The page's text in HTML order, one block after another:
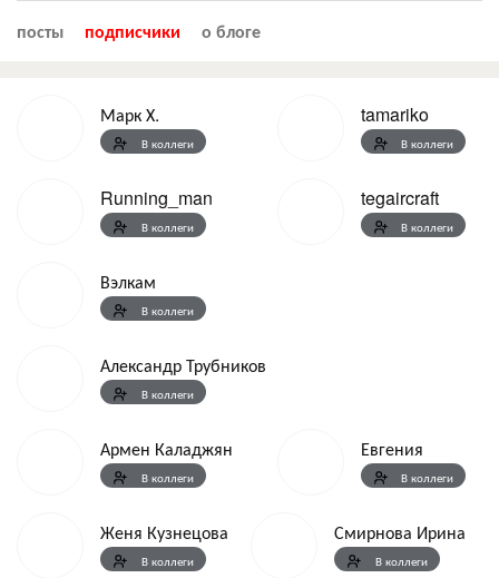
посты подписчики о блоге
Марк Х.
В коллеги
tamariko
В коллеги
Running_man
В коллеги
tegaircraft
В коллеги
Вэлкам
В коллеги
Александр Трубников
В коллеги
Армен Каладжян
В коллеги
Евгения
В коллеги
Женя Кузнецова
В коллеги
Смирнова Ирина
В коллеги